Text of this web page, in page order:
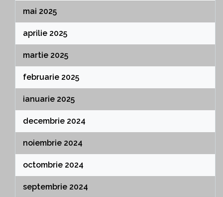
mai 2025
aprilie 2025
martie 2025
februarie 2025
ianuarie 2025
decembrie 2024
noiembrie 2024
octombrie 2024
septembrie 2024